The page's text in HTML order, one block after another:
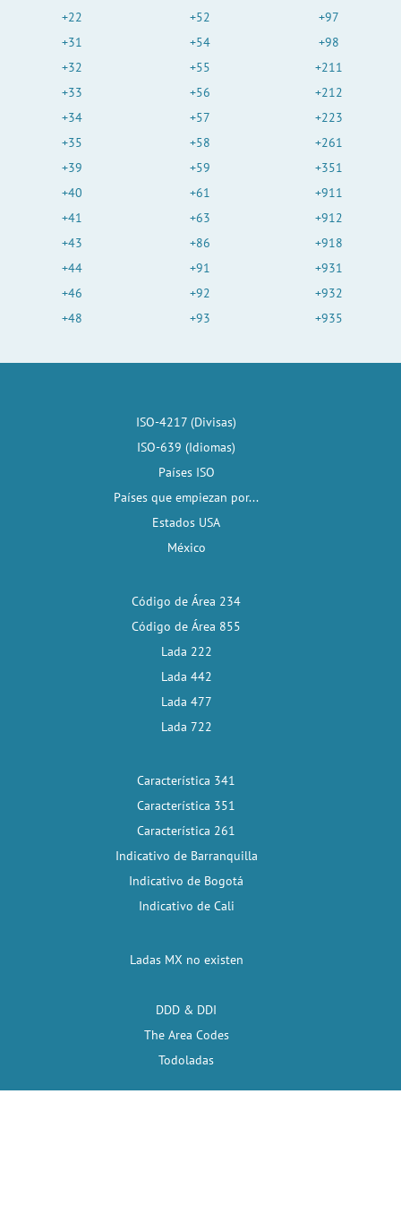
+22
+31
+32
+33
+34
+35
+39
+40
+41
+43
+44
+46
+48
+52
+54
+55
+56
+57
+58
+59
+61
+63
+86
+91
+92
+93
+97
+98
+211
+212
+223
+261
+351
+911
+912
+918
+931
+932
+935
ISO-4217 (Divisas)
ISO-639 (Idiomas)
Países ISO
Países que empiezan por...
Estados USA
México
Código de Área 234
Código de Área 855
Lada 222
Lada 442
Lada 477
Lada 722
Característica 341
Característica 351
Característica 261
Indicativo de Barranquilla
Indicativo de Bogotá
Indicativo de Cali
Ladas MX no existen
DDD & DDI
The Area Codes
Todoladas